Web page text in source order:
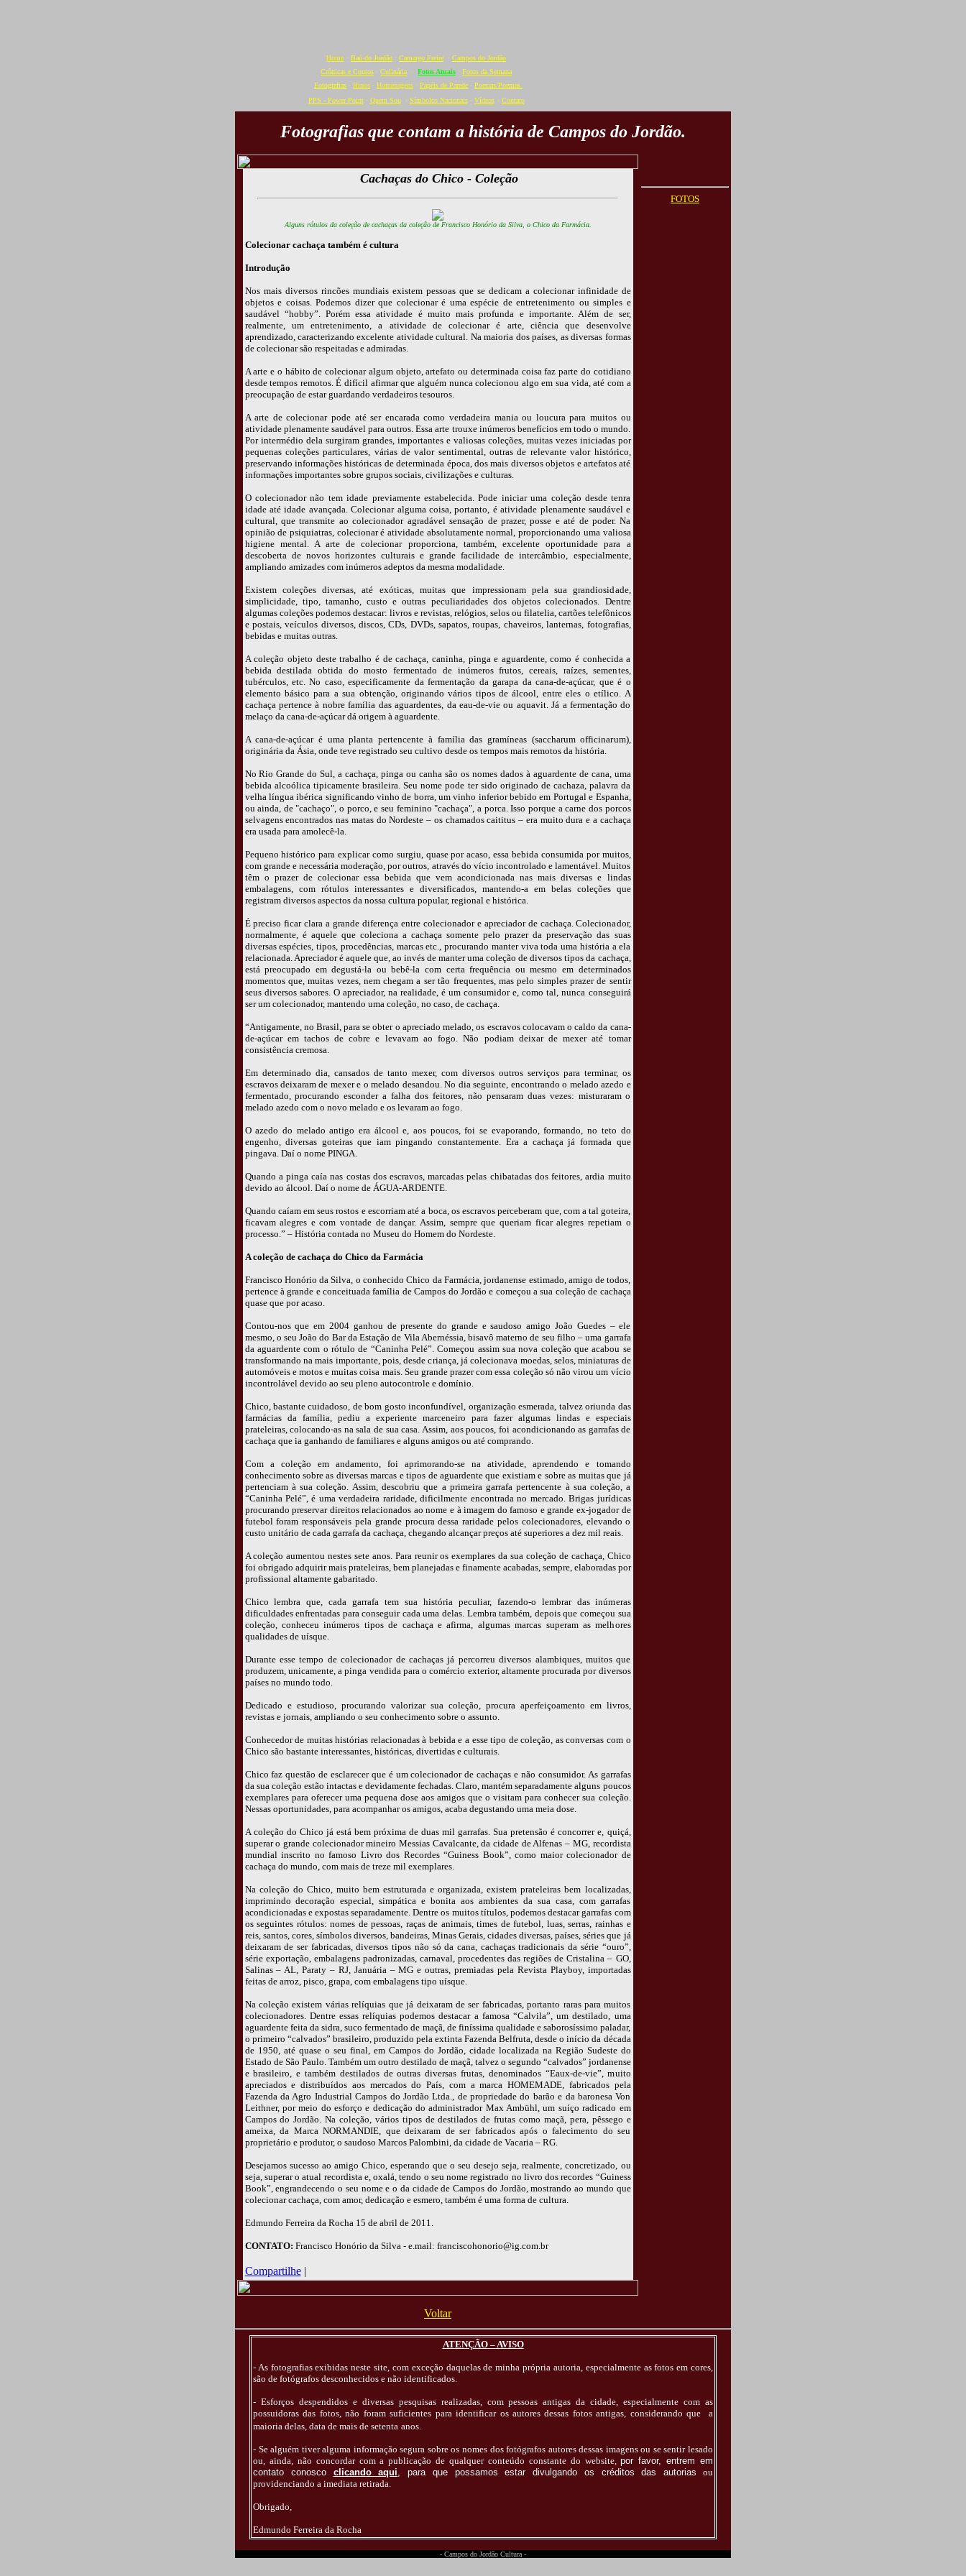
Home · Baú do Jordão · Camargo Freire · Campos do Jordão
Crônicas e Contos · Culinária · Fotos Atuais · Fotos da Semana
Fotografias · Hinos · Homenagens · Papéis de Parede · Poesias/Poemas
PPS - Power Point· Quem Sou· Símbolos Nacionais· Vídeos · Contato
Fotografias que contam a história de Campos do Jordão.
Cachaças do Chico - Coleção
Alguns rótulos da coleção de cachaças da coleção de Francisco Honório da Silva, o Chico da Farmácia.
Colecionar cachaça também é cultura
Introdução
Nos mais diversos rincões mundiais existem pessoas que se dedicam a colecionar infinidade de
objetos e coisas. Podemos dizer que colecionar é uma espécie de entretenimento ou simples e
saudável “hobby”. Porém essa atividade é muito mais profunda e importante. Além de ser,
realmente, um entretenimento, a atividade de colecionar é arte, ciência que desenvolve
aprendizado, caracterizando excelente atividade cultural. Na maioria dos países, as diversas formas
de colecionar são respeitadas e admiradas.
A arte e o hábito de colecionar algum objeto, artefato ou determinada coisa faz parte do cotidiano
desde tempos remotos. É difícil afirmar que alguém nunca colecionou algo em sua vida, até com a
preocupação de estar guardando verdadeiros tesouros.
A arte de colecionar pode até ser encarada como verdadeira mania ou loucura para muitos ou
atividade plenamente saudável para outros. Essa arte trouxe inúmeros benefícios em todo o mundo.
Por intermédio dela surgiram grandes, importantes e valiosas coleções, muitas vezes iniciadas por
pequenas coleções particulares, várias de valor sentimental, outras de relevante valor histórico,
preservando informações históricas de determinada época, dos mais diversos objetos e artefatos até
informações importantes sobre grupos sociais, civilizações e culturas.
O colecionador não tem idade previamente estabelecida. Pode iniciar uma coleção desde tenra
idade até idade avançada. Colecionar alguma coisa, portanto, é atividade plenamente saudável e
cultural, que transmite ao colecionador agradável sensação de prazer, posse e até de poder. Na
opinião de psiquiatras, colecionar é atividade absolutamente normal, proporcionando uma valiosa
higiene mental. A arte de colecionar proporciona, também, excelente oportunidade para a
descoberta de novos horizontes culturais e grande facilidade de intercâmbio, especialmente,
ampliando amizades com inúmeros adeptos da mesma modalidade.
Existem coleções diversas, até exóticas, muitas que impressionam pela sua grandiosidade,
simplicidade, tipo, tamanho, custo e outras peculiaridades dos objetos colecionados. Dentre
algumas coleções podemos destacar: livros e revistas, relógios, selos ou filatelia, cartões telefônicos
e postais, veículos diversos, discos, CDs, DVDs, sapatos, roupas, chaveiros, lanternas, fotografias,
bebidas e muitas outras.
A coleção objeto deste trabalho é de cachaça, caninha, pinga e aguardente, como é conhecida a
bebida destilada obtida do mosto fermentado de inúmeros frutos, cereais, raízes, sementes,
tubérculos, etc. No caso, especificamente da fermentação da garapa da cana-de-açúcar, que é o
elemento básico para a sua obtenção, originando vários tipos de álcool, entre eles o etílico. A
cachaça pertence à nobre família das aguardentes, da eau-de-vie ou aquavit. Já a fermentação do
melaço da cana-de-açúcar dá origem à aguardente.
A cana-de-açúcar é uma planta pertencente à família das gramíneas (saccharum officinarum),
originária da Ásia, onde teve registrado seu cultivo desde os tempos mais remotos da história.
No Rio Grande do Sul, a cachaça, pinga ou canha são os nomes dados à aguardente de cana, uma
bebida alcoólica tipicamente brasileira. Seu nome pode ter sido originado de cachaza, palavra da
velha língua ibérica significando vinho de borra, um vinho inferior bebido em Portugal e Espanha,
ou ainda, de "cachaço", o porco, e seu feminino "cachaça", a porca. Isso porque a carne dos porcos
selvagens encontrados nas matas do Nordeste – os chamados caititus – era muito dura e a cachaça
era usada para amolecê-la.
Pequeno histórico para explicar como surgiu, quase por acaso, essa bebida consumida por muitos,
com grande e necessária moderação, por outros, através do vício incontrolado e lamentável. Muitos
têm o prazer de colecionar essa bebida que vem acondicionada nas mais diversas e lindas
embalagens, com rótulos interessantes e diversificados, mantendo-a em belas coleções que
registram diversos aspectos da nossa cultura popular, regional e histórica.
É preciso ficar clara a grande diferença entre colecionador e apreciador de cachaça. Colecionador,
normalmente, é aquele que coleciona a cachaça somente pelo prazer da preservação das suas
diversas espécies, tipos, procedências, marcas etc., procurando manter viva toda uma história a ela
relacionada. Apreciador é aquele que, ao invés de manter uma coleção de diversos tipos da cachaça,
está preocupado em degustá-la ou bebê-la com certa frequência ou mesmo em determinados
momentos que, muitas vezes, nem chegam a ser tão frequentes, mas pelo simples prazer de sentir
seus diversos sabores. O apreciador, na realidade, é um consumidor e, como tal, nunca conseguirá
ser um colecionador, mantendo uma coleção, no caso, de cachaça.
“Antigamente, no Brasil, para se obter o apreciado melado, os escravos colocavam o caldo da cana-
de-açúcar em tachos de cobre e levavam ao fogo. Não podiam deixar de mexer até tomar
consistência cremosa.
Em determinado dia, cansados de tanto mexer, com diversos outros serviços para terminar, os
escravos deixaram de mexer e o melado desandou. No dia seguinte, encontrando o melado azedo e
fermentado, procurando esconder a falha dos feitores, não pensaram duas vezes: misturaram o
melado azedo com o novo melado e os levaram ao fogo.
O azedo do melado antigo era álcool e, aos poucos, foi se evaporando, formando, no teto do
engenho, diversas goteiras que iam pingando constantemente. Era a cachaça já formada que
pingava. Daí o nome PINGA.
Quando a pinga caía nas costas dos escravos, marcadas pelas chibatadas dos feitores, ardia muito
devido ao álcool. Daí o nome de ÁGUA-ARDENTE.
Quando caíam em seus rostos e escorriam até a boca, os escravos perceberam que, com a tal goteira,
ficavam alegres e com vontade de dançar. Assim, sempre que queriam ficar alegres repetiam o
processo.” – História contada no Museu do Homem do Nordeste.
A coleção de cachaça do Chico da Farmácia
Francisco Honório da Silva, o conhecido Chico da Farmácia, jordanense estimado, amigo de todos,
pertence à grande e conceituada família de Campos do Jordão e começou a sua coleção de cachaça
quase que por acaso.
Contou-nos que em 2004 ganhou de presente do grande e saudoso amigo João Guedes – ele
mesmo, o seu João do Bar da Estação de Vila Abernéssia, bisavô materno de seu filho – uma garrafa
da aguardente com o rótulo de “Caninha Pelé”. Começou assim sua nova coleção que acabou se
transformando na mais importante, pois, desde criança, já colecionava moedas, selos, miniaturas de
automóveis e motos e muitas coisa mais. Seu grande prazer com essa coleção só não virou um vício
incontrolável devido ao seu pleno autocontrole e domínio.
Chico, bastante cuidadoso, de bom gosto inconfundível, organização esmerada, talvez oriunda das
farmácias da família, pediu a experiente marceneiro para fazer algumas lindas e especiais
prateleiras, colocando-as na sala de sua casa. Assim, aos poucos, foi acondicionando as garrafas de
cachaça que ia ganhando de familiares e alguns amigos ou até comprando.
Com a coleção em andamento, foi aprimorando-se na atividade, aprendendo e tomando
conhecimento sobre as diversas marcas e tipos de aguardente que existiam e sobre as muitas que já
pertenciam à sua coleção. Assim, descobriu que a primeira garrafa pertencente à sua coleção, a
“Caninha Pelé”, é uma verdadeira raridade, dificilmente encontrada no mercado. Brigas jurídicas
procurando preservar direitos relacionados ao nome e à imagem do famoso e grande ex-jogador de
futebol foram responsáveis pela grande procura dessa raridade pelos colecionadores, elevando o
custo unitário de cada garrafa da cachaça, chegando alcançar preços até superiores a dez mil reais.
A coleção aumentou nestes sete anos. Para reunir os exemplares da sua coleção de cachaça, Chico
foi obrigado adquirir mais prateleiras, bem planejadas e finamente acabadas, sempre, elaboradas por
profissional altamente gabaritado.
Chico lembra que, cada garrafa tem sua história peculiar, fazendo-o lembrar das inúmeras
dificuldades enfrentadas para conseguir cada uma delas. Lembra também, depois que começou sua
coleção, conheceu inúmeros tipos de cachaça e afirma, algumas marcas superam as melhores
qualidades de uísque.
Durante esse tempo de colecionador de cachaças já percorreu diversos alambiques, muitos que
produzem, unicamente, a pinga vendida para o comércio exterior, altamente procurada por diversos
países no mundo todo.
Dedicado e estudioso, procurando valorizar sua coleção, procura aperfeiçoamento em livros,
revistas e jornais, ampliando o seu conhecimento sobre o assunto.
Conhecedor de muitas histórias relacionadas à bebida e a esse tipo de coleção, as conversas com o
Chico são bastante interessantes, históricas, divertidas e culturais.
Chico faz questão de esclarecer que é um colecionador de cachaças e não consumidor. As garrafas
da sua coleção estão intactas e devidamente fechadas. Claro, mantém separadamente alguns poucos
exemplares para oferecer uma pequena dose aos amigos que o visitam para conhecer sua coleção.
Nessas oportunidades, para acompanhar os amigos, acaba degustando uma meia dose.
A coleção do Chico já está bem próxima de duas mil garrafas. Sua pretensão é concorrer e, quiçá,
superar o grande colecionador mineiro Messias Cavalcante, da cidade de Alfenas – MG, recordista
mundial inscrito no famoso Livro dos Recordes “Guiness Book”, como maior colecionador de
cachaça do mundo, com mais de treze mil exemplares.
Na coleção do Chico, muito bem estruturada e organizada, existem prateleiras bem localizadas,
imprimindo decoração especial, simpática e bonita aos ambientes da sua casa, com garrafas
acondicionadas e expostas separadamente. Dentre os muitos títulos, podemos destacar garrafas com
os seguintes rótulos: nomes de pessoas, raças de animais, times de futebol, luas, serras, rainhas e
reis, santos, cores, símbolos diversos, bandeiras, Minas Gerais, cidades diversas, países, séries que já
deixaram de ser fabricadas, diversos tipos não só da cana, cachaças tradicionais da série “ouro”,
série exportação, embalagens padronizadas, carnaval, procedentes das regiões de Cristalina – GO,
Salinas – AL, Paraty – RJ, Januária – MG e outras, premiadas pela Revista Playboy, importadas
feitas de arroz, pisco, grapa, com embalagens tipo uísque.
Na coleção existem várias relíquias que já deixaram de ser fabricadas, portanto raras para muitos
colecionadores. Dentre essas relíquias podemos destacar a famosa “Calvila”, um destilado, uma
aguardente feita da sidra, suco fermentado de maçã, de finíssima qualidade e saborosíssimo paladar,
o primeiro “calvados” brasileiro, produzido pela extinta Fazenda Belfruta, desde o início da década
de 1950, até quase o seu final, em Campos do Jordão, cidade localizada na Região Sudeste do
Estado de São Paulo. Também um outro destilado de maçã, talvez o segundo “calvados” jordanense
e brasileiro, e também destilados de outras diversas frutas, denominados “Eaux-de-vie”, muito
apreciados e distribuídos aos mercados do País, com a marca HOMEMADE, fabricados pela
Fazenda da Agro Industrial Campos do Jordão Ltda., de propriedade do barão e da baronesa Von
Leithner, por meio do esforço e dedicação do administrador Max Ambühl, um suíço radicado em
Campos do Jordão. Na coleção, vários tipos de destilados de frutas como maçã, pera, pêssego e
ameixa, da Marca NORMANDIE, que deixaram de ser fabricados após o falecimento do seu
proprietário e produtor, o saudoso Marcos Palombini, da cidade de Vacaria – RG.
Desejamos sucesso ao amigo Chico, esperando que o seu desejo seja, realmente, concretizado, ou
seja, superar o atual recordista e, oxalá, tendo o seu nome registrado no livro dos recordes “Guiness
Book”, engrandecendo o seu nome e o da cidade de Campos do Jordão, mostrando ao mundo que
colecionar cachaça, com amor, dedicação e esmero, também é uma forma de cultura.
Edmundo Ferreira da Rocha 15 de abril de 2011.
CONTATO: Francisco Honório da Silva - e.mail: franciscohonorio@ig.com.br
Compartilhe |
Voltar
FOTOS
ATENÇÃO – AVISO
- As fotografias exibidas neste site, com exceção daquelas de minha própria autoria, especialmente as fotos em cores,
são de fotógrafos desconhecidos e não identificados.
- Esforços despendidos e diversas pesquisas realizadas, com pessoas antigas da cidade, especialmente com as
possuidoras das fotos, não foram suficientes para identificar os autores dessas fotos antigas, considerando que a
maioria delas, data de mais de setenta anos.
- Se alguém tiver alguma informação segura sobre os nomes dos fotógrafos autores dessas imagensou se sentir lesado
ou, ainda, não concordar com a publicação de qualquer conteúdo constante do website,por favor, entrem em
contato conosco clicando aqui, para que possamos estar divulgando os créditos das autorias ou
providenciando a imediata retirada.
Obrigado,
Edmundo Ferreira da Rocha
- Campos do Jordão Cultura -